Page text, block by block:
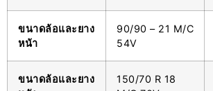
ขนาดล้อและยาง
หน้า
90/90 – 21 M/C
54V
ขนาดล้อและยาง
150/70 R 18